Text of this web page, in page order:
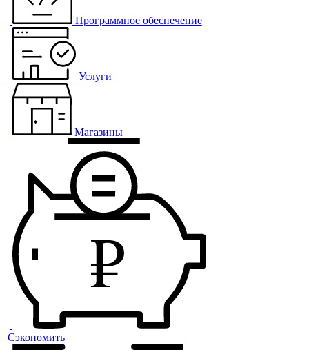
Программное обеспечение
Услуги
Магазины
Сэкономить